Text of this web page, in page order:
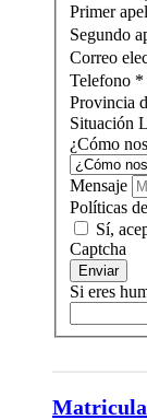
Primer
Segundo
Correo
Telefono *
Provincia
Situación
¿Cómo
Mensaje
Políticas
Sí,
Captcha
Enviar
Si eres